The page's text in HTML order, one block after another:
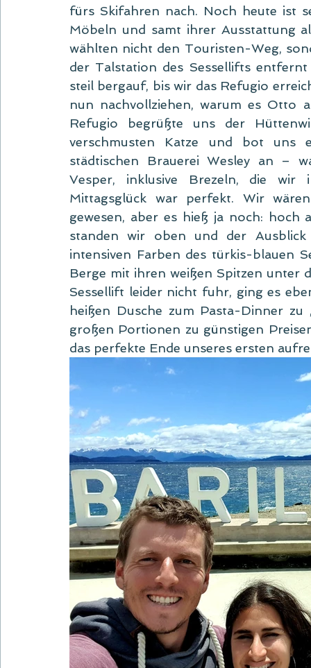
fürs Skifahren nach. Noch heute ist
Möbeln und samt ihrer Ausstattung
wählten nicht den Touristen-Weg,
der Talstation des Sessellifts
steil bergauf, bis wir das Refugio
nun nachvollziehen, warum es Otto
Refugio begrüßte uns der
verschmusten Katze und bot uns
städtischen Brauerei Wesley an –
Vesper, inklusive Brezeln, die
Mittagsglück war perfekt. Wir
gewesen, aber es hieß ja noch:
standen wir oben und der
intensiven Farben des türkis-blauen
Berge mit ihren weißen Spitzen unter
Sessellift leider nicht fuhr, ging es
heißen Dusche zum Pasta-Dinner
großen Portionen zu günstigen
das perfekte Ende unseres ersten